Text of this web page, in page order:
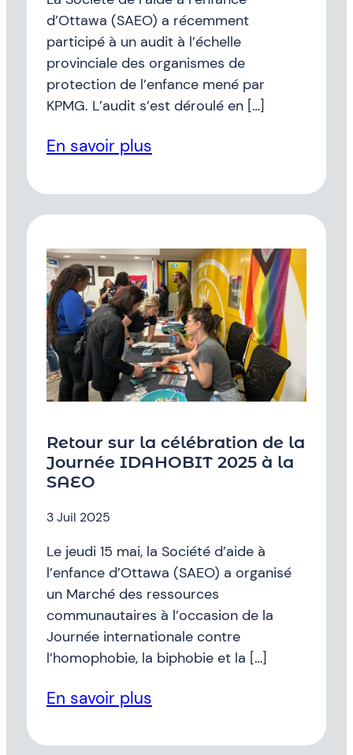
d’Ottawa (SAEO) a récemment
participé à un audit à l’échelle
provinciale des organismes de
protection de l’enfance mené par
KPMG. L’audit s’est déroulé en […]
En savoir plus
Retour sur la célébration de la
Journée IDAHOBIT 2025 à la
SAEO
3 Juil 2025
Le jeudi 15 mai, la Société d’aide à
l’enfance d’Ottawa (SAEO) a organisé
un Marché des ressources
communautaires à l’occasion de la
Journée internationale contre
l’homophobie, la biphobie et la […]
En savoir plus